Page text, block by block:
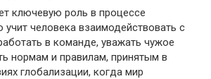
ключевую роль в процессе
учит человека взаимодействовать с
в команде, уважать чужое
нормам и правилам, принятым в
глобализации, когда мир